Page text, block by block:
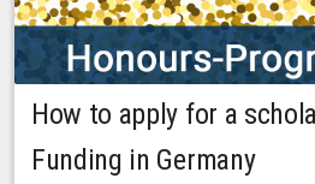
How to apply for a
Funding in Germany